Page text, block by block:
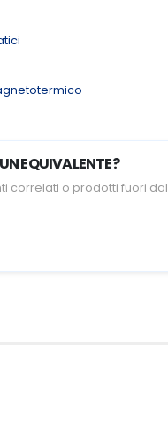
EQUIVALENTE?
correlati o prodotti fuori dal